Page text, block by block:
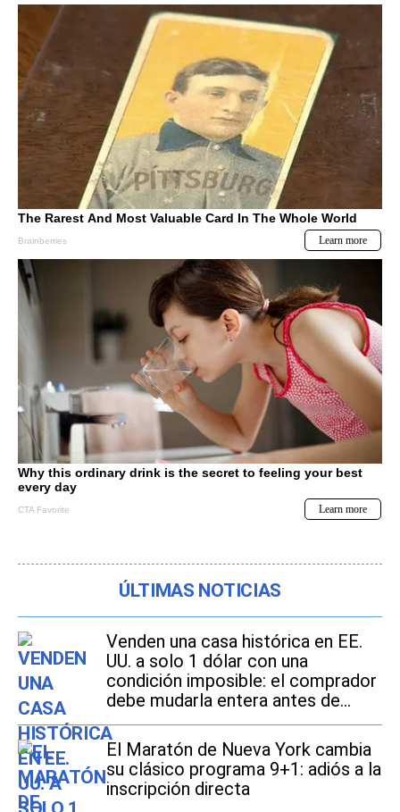
ÚLTIMAS NOTICIAS
Venden una casa histórica en EE.
UU. a solo 1 dólar con una
condición imposible: el comprador
debe mudarla entera antes de
2027
El Maratón de Nueva York cambia
su clásico programa 9+1: adiós a la
inscripción directa